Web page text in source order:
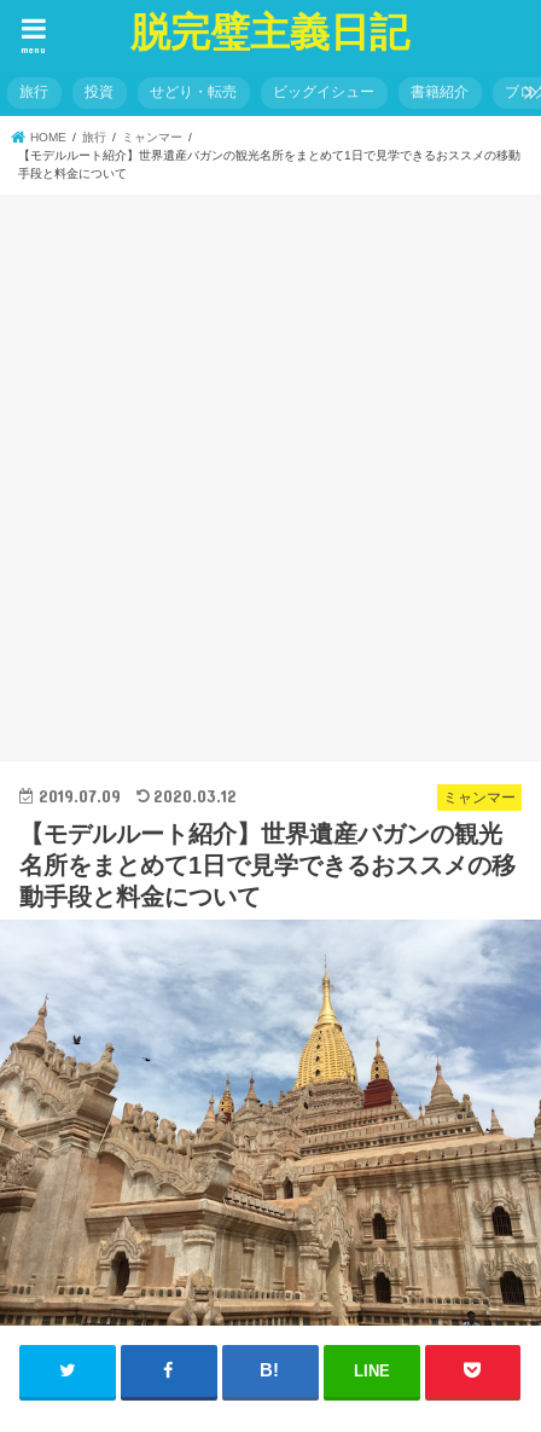
脱完璧主義日記
menu
旅行 投資 せどり・転売 ビッグイシュー 書籍紹介 ブロ
HOME 旅行
ミャンマー
【モデルルート紹介】世界遺産バガンの観光名所をまとめて1日で見学できるおススメの移動
手段と料金について
ミャンマー
2019.07.09 2020.03.12
【モデルルート紹介】世界遺産バガンの観光
名所をまとめて1日で見学できるおススメの移
動手段と料金について
LINE